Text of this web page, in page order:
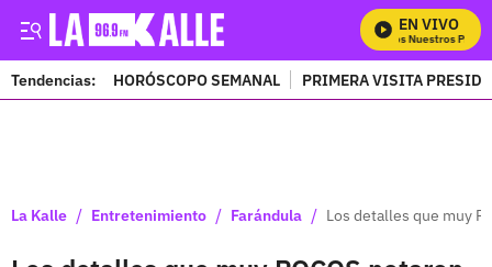
EN VIVO
Mira Todos Nuestros
Tendencias: HORÓSCOPO SEMANAL PRIMERA VISITA
La Kalle / Entretenimiento / Farándula / Los detalles que muy